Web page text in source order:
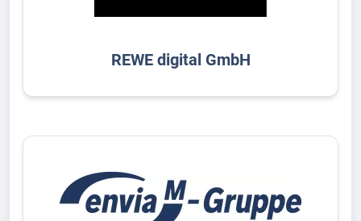
REWE digital GmbH